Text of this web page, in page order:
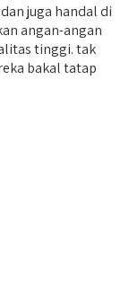
juga handal di
angan-angan
tinggi. tak
bakal tatap